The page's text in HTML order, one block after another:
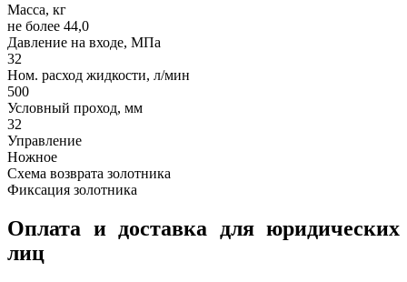
Масса, кг
не более 44,0
Давление на входе, МПа
32
Ном. расход жидкости, л/мин
500
Условный проход, мм
32
Управление
Ножное
Схема возврата золотника
Фиксация золотника
Оплата и доставка для юридических
лиц